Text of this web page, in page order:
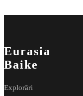
Eurasia
Baike
Explorări